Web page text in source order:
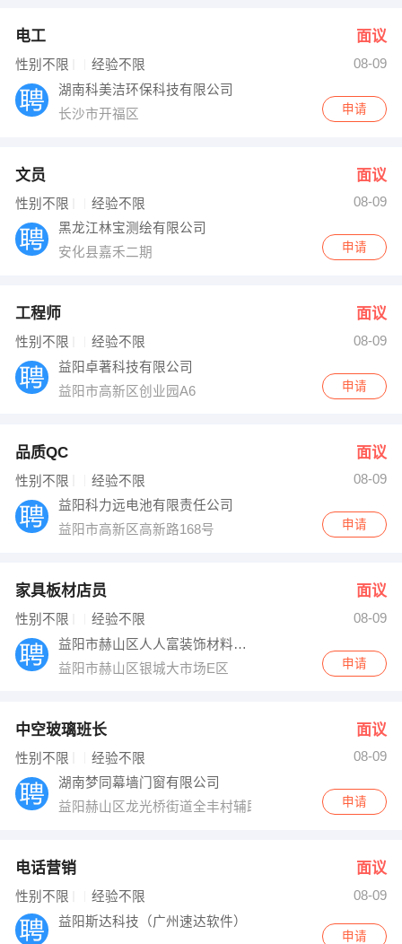
电工 面议
性别不限 经验不限
08-09
湖南科美洁环保科技有限公司
长沙市开福区
申请
文员 面议
性别不限 经验不限
08-09
黑龙江林宝测绘有限公司
安化县嘉禾二期
申请
工程师 面议
性别不限 经验不限
08-09
益阳卓著科技有限公司
益阳市高新区创业园A6
申请
品质QC 面议
性别不限 经验不限
08-09
益阳科力远电池有限责任公司
益阳市高新区高新路168号
申请
家具板材店员 面议
性别不限 经验不限
08-09
益阳市赫山区人人富装饰材料总汇
益阳市赫山区银城大市场E区
申请
中空玻璃班长 面议
性别不限 经验不限
08-09
湖南梦同幕墙门窗有限公司
益阳赫山区龙光桥街道全丰村辅助路
申请
电话营销 面议
性别不限 经验不限
08-09
益阳斯达科技（广州速达软件）
申请